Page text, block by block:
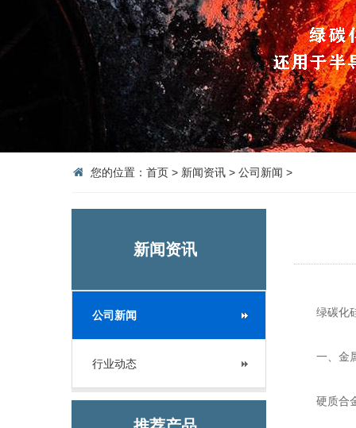
您的位置： 首页 > 新闻资讯 > 公司新闻 >
新闻资讯
公司新闻
行业动态
绿碳化硅
一、金属
硬质合